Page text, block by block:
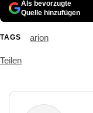
Als bevorzugte
Quelle hinzufügen
TAGS arion
Teilen